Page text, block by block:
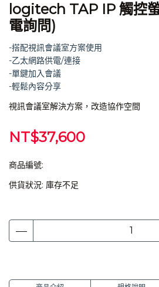
logitech TAP IP 觸控
電詢問)
-搭配視訊會議室方案使用
-乙太網路供電/連接
-單鍵加入會議
-輕鬆內容分享
視訊會議室解決方案，改造協作空間
NT$37,600
商品編號:
供貨狀況: 庫存不足